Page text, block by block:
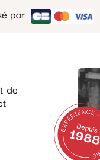
par
de